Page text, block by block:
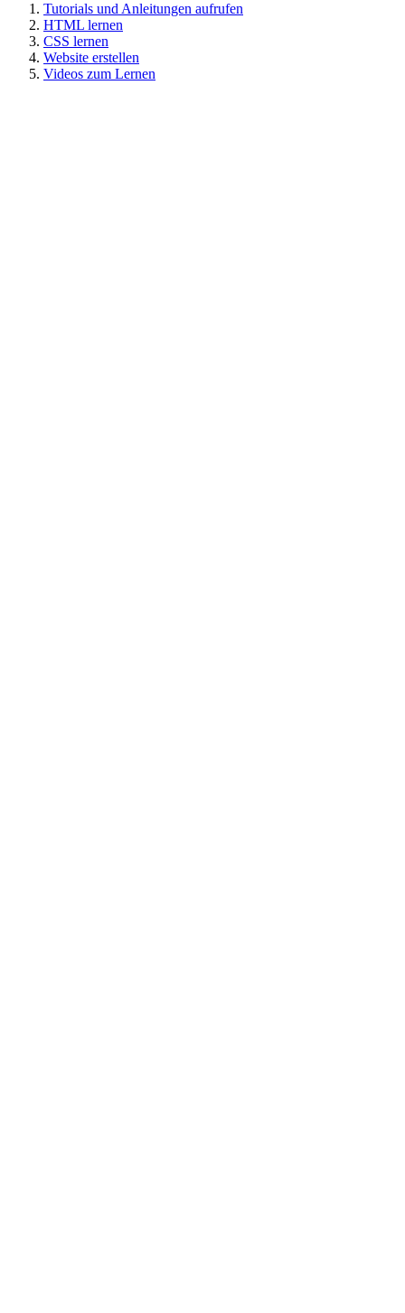
Tutorials und Anleitungen aufrufen
HTML lernen
CSS lernen
Website erstellen
Videos zum Lernen